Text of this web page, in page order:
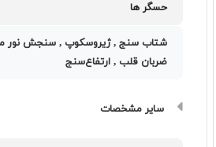
حسگر ها
شتاب سنج , ژیروسکوپ , سنجش نور
ضربان قلب , ارتفاع‌سنج
سایر مشخصات